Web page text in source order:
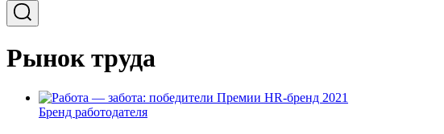
Рынок труда
Бренд работодателя